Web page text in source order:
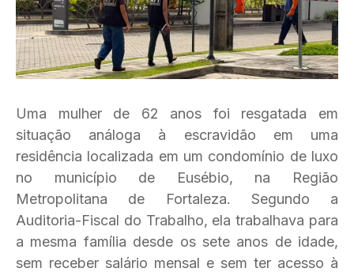
Uma mulher de 62 anos foi resgatada em
situação análoga à escravidão em uma
residência localizada em um condomínio de luxo
no município de Eusébio, na Região
Metropolitana de Fortaleza. Segundo a
Auditoria-Fiscal do Trabalho, ela trabalhava para
a mesma família desde os sete anos de idade,
sem receber salário mensal e sem ter acesso à